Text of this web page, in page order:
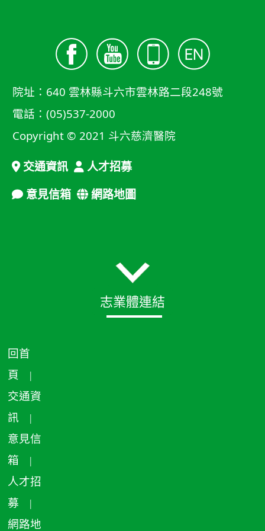
院址：640 雲林縣斗六市雲林路二段248號
電話：(05)537-2000
Copyright © 2021 斗六慈濟醫院
交通資訊
人才招募
意見信箱
網路地圖
志業體連結
回首
頁 |
交通資
訊 |
意見信
箱 |
人才招
募 |
網路地